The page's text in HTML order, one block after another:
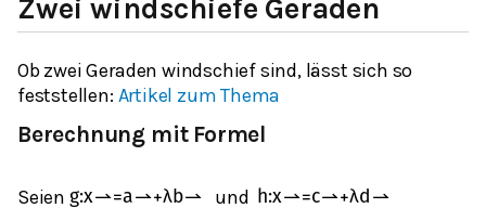
Zwei windschiefe Geraden
Ob zwei Geraden windschief sind, lässt sich so
feststellen: Artikel zum Thema
Berechnung mit Formel
Seien g:x⇀=a⇀+λb⇀ und h:x⇀=c⇀+λd ⇀